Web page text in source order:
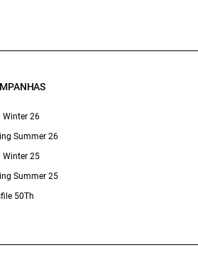
Winter 26
Summer 26
Winter 25
Summer 25
50Th